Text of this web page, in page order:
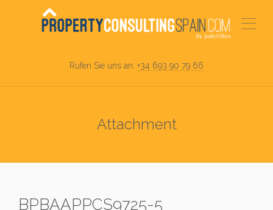
Rufen Sie uns an: +34 693 90 79 66
Attachment
BPBAAPPCS9725-5